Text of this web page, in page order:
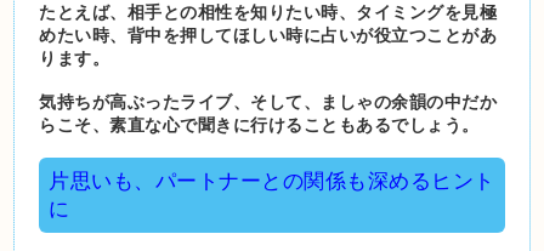
たとえば、相手との相性を知りたい時、タイミングを見極
めたい時、背中を押してほしい時に占いが役立つことがあ
ります。
気持ちが高ぶったライブ、そして、ましゃの余韻の中だか
らこそ、素直な心で聞きに行けることもあるでしょう。
片思いも、パートナーとの関係も深めるヒント
に